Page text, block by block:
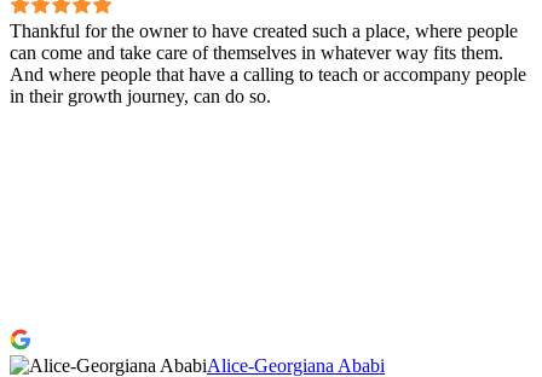
Thankful for the owner to have created such a place, where people
can come and take care of themselves in whatever way fits them.
And where people that have a calling to teach or accompany people
in their growth journey, can do so.
Alice-Georgiana Ababi